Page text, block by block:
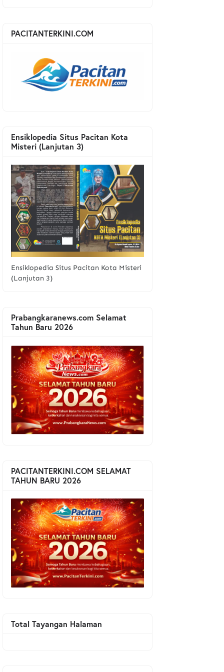
PACITANTERKINI.COM
Ensiklopedia Situs Pacitan Kota
Misteri (Lanjutan 3)
Ensiklopedia Situs Pacitan Kota Misteri
(Lanjutan 3)
Prabangkaranews.com Selamat
Tahun Baru 2026
PACITANTERKINI.COM SELAMAT
TAHUN BARU 2026
Total Tayangan Halaman